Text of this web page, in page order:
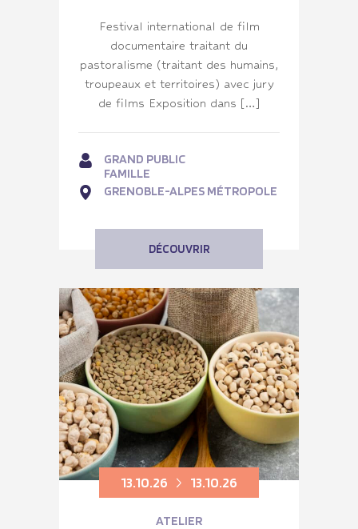
Festival international de film
documentaire traitant du
pastoralisme (traitant des humains,
troupeaux et territoires) avec jury
de films Exposition dans […]
GRAND PUBLIC
FAMILLE
GRENOBLE-ALPES MÉTROPOLE
DÉCOUVRIR
13.10.26 13.10.26
ATELIER